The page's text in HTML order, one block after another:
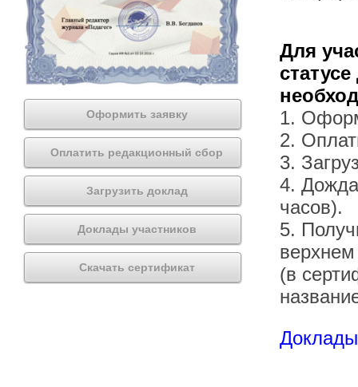
Оформить заявку
Оплатить редакционный сбор
Загрузить доклад
Доклады участников
Скачать сертификат
Для
1.
2.
3.
4.
часов).
5.
(в